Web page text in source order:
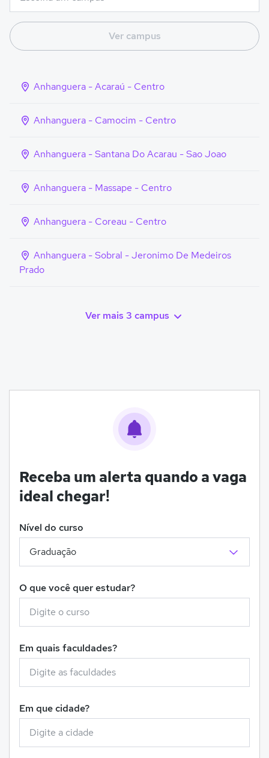
Ver campus
Anhanguera - Acaraú - Centro
Anhanguera - Camocim - Centro
Anhanguera - Santana Do Acarau - Sao Joao
Anhanguera - Massape - Centro
Anhanguera - Coreau - Centro
Anhanguera - Sobral - Jeronimo De Medeiros
Prado
Ver mais 3 campus
Receba um alerta quando a vaga
ideal chegar!
Nível do curso
O que você quer estudar?
Em quais faculdades?
Em que cidade?